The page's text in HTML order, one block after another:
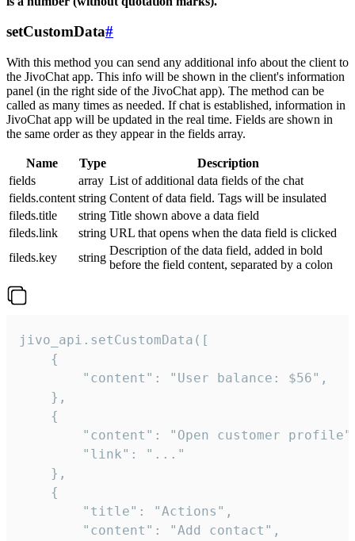
setCustomData#
With this method you can send any additional info about the client to
the JivoChat app. This info will be shown in the client's information
panel (in the right side of the JivoChat app). The method can be
called as many times as needed. If chat is established, information in
JivoChat app will be updated in the real time. Fields are shown in
the same order as they appear in the fields array.
Name Type
Description
fields
array List of additional data fields of the chat
fields.content string Content of data field. Tags will be insulated
fileds.title
string Title shown above a data field
fileds.link
string URL that opens when the data field is clicked
fileds.key
string
Description of the data field, added in bold
before the field content, separated by a colon
jivo_api.setCustomData([
    {
        "content": "User balance: $56",
    },
    {
"content": "Open customer
        "link": "..."
    },
    {
        "title": "Actions",
        "content": "Add contact",